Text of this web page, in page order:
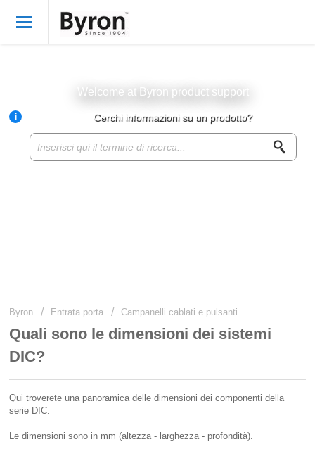
Byron Products
Product knowledge base
Welcome at Byron product support
Cerchi informazioni su un prodotto?
i
Byron Entrata porta Campanelli cablati e pulsanti
Quali sono le dimensioni dei sistemi
DIC?
Qui troverete una panoramica delle dimensioni dei componenti della
serie DIC.
Le dimensioni sono in mm (altezza - larghezza - profondità).